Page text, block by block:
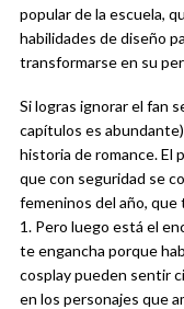
popular de la escuela,
habilidades de diseño
transformarse en su
Si logras ignorar el fan
capítulos es
historia de romance. El
que con seguridad se
femeninos del año,
1. Pero luego está el
te engancha porque
cosplay pueden sentir
en los personajes que